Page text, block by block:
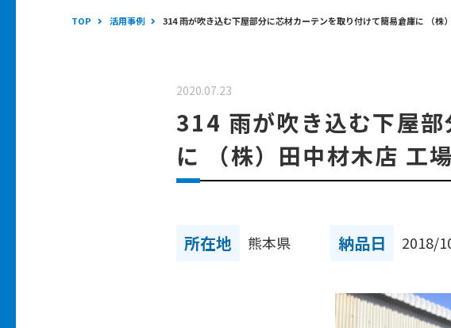
TOP 活用事例 314 雨が吹き込む下屋部分に芯材カーテンを取り付けて簡易倉庫に （株
2020.07.23
314 雨が吹き込む下屋
に （株）田中材木店 工
所在地 熊本県 納品日 2018/